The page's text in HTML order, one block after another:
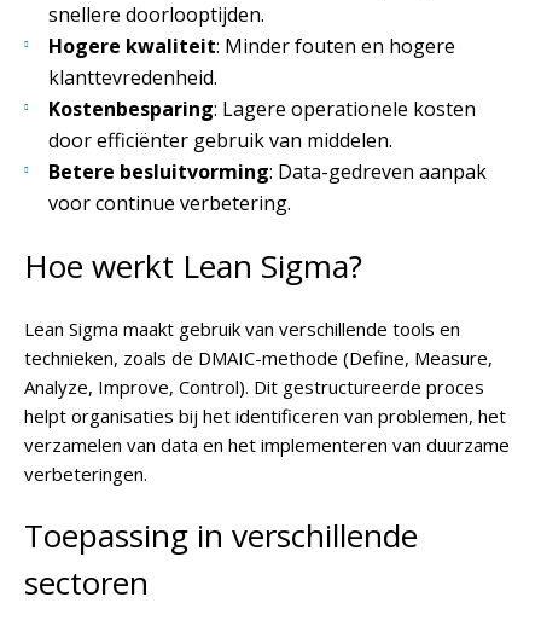
snellere doorlooptijden.
Hogere kwaliteit: Minder fouten en hogere
klanttevredenheid.
Kostenbesparing: Lagere operationele kosten
door efficiënter gebruik van middelen.
Betere besluitvorming: Data-gedreven aanpak
voor continue verbetering.
Hoe werkt Lean Sigma?
Lean Sigma maakt gebruik van verschillende tools en
technieken, zoals de DMAIC-methode (Define, Measure,
Analyze, Improve, Control). Dit gestructureerde proces
helpt organisaties bij het identificeren van problemen, het
verzamelen van data en het implementeren van duurzame
verbeteringen.
Toepassing in verschillende
sectoren